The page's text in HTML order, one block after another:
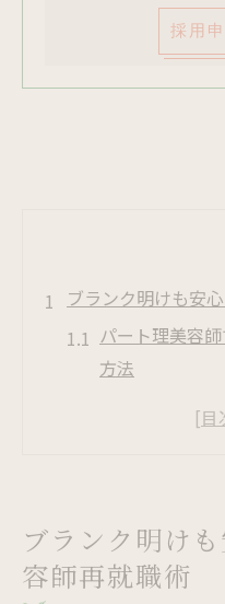
採用
ブランク明けも安
パート理美容
方法
復職前に知り
パート理美容
ト
ブランク明け
容師再就職術